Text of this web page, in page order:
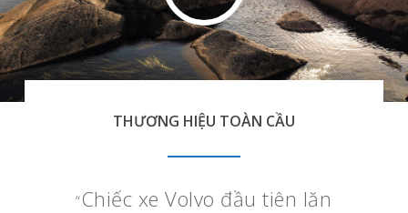
THƯƠNG HIỆU TOÀN CẦU
“Chiếc xe Volvo đầu tiên lăn